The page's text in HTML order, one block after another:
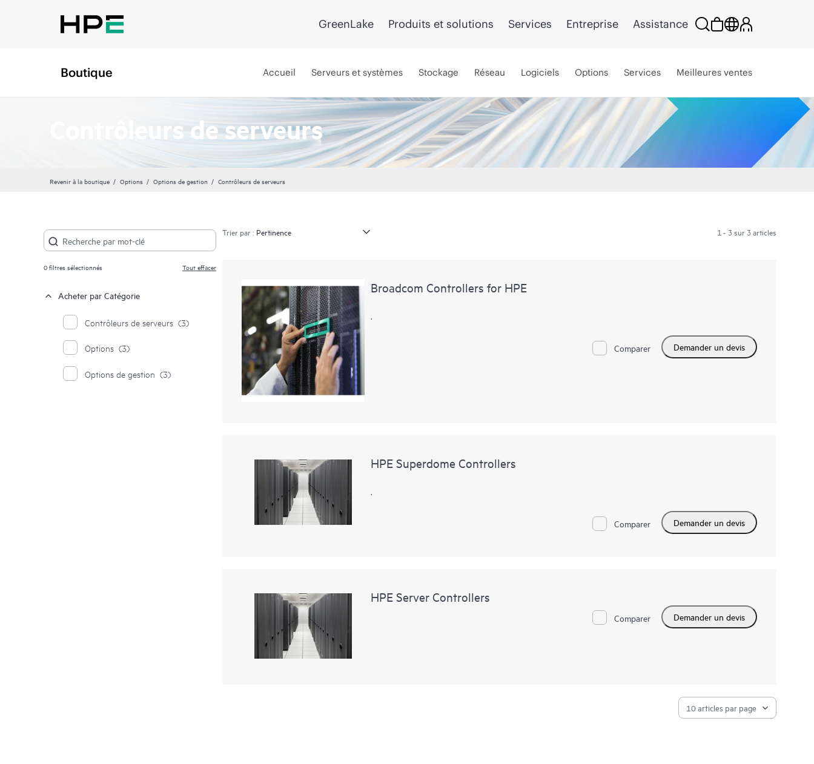
GreenLake Produits et solutions Services Entreprise Assistance
Boutique Accueil Serveurs et systèmes Stockage Réseau Logiciels Options Services Meilleures ventes
Contrôleurs de serveurs
Revenir à la boutique Options Options de gestion Contrôleurs de serveurs
0filtres sélectionnés Tout effacer
Acheter par Catégorie
Contrôleurs de serveurs (3)
Options (3)
Options de gestion (3)
Trier par : 1 - 3 sur 3 articles
Broadcom Controllers for HPE
.
Comparer Demander un devis
HPE Superdome Controllers
.
Comparer Demander un devis
HPE Server Controllers
Comparer Demander un devis